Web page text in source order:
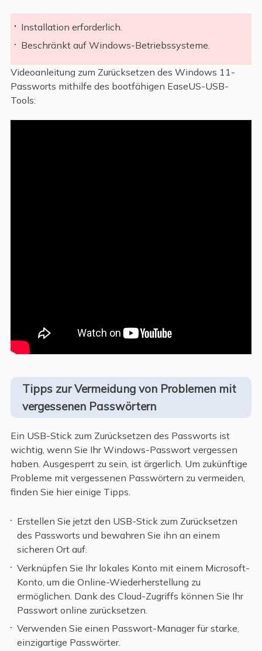
Installation erforderlich.
Beschränkt auf Windows-Betriebssysteme.
Videoanleitung zum Zurücksetzen des Windows 11-
Passworts mithilfe des bootfähigen EaseUS-USB-
Tools:
Tipps zur Vermeidung von Problemen mit
vergessenen Passwörtern
Ein USB-Stick zum Zurücksetzen des Passworts ist
wichtig, wenn Sie Ihr Windows-Passwort vergessen
haben. Ausgesperrt zu sein, ist ärgerlich. Um zukünftige
Probleme mit vergessenen Passwörtern zu vermeiden,
finden Sie hier einige Tipps.
Erstellen Sie jetzt den USB-Stick zum Zurücksetzen
des Passworts und bewahren Sie ihn an einem
sicheren Ort auf.
Verknüpfen Sie Ihr lokales Konto mit einem Microsoft-
Konto, um die Online-Wiederherstellung zu
ermöglichen. Dank des Cloud-Zugriffs können Sie Ihr
Passwort online zurücksetzen.
Verwenden Sie einen Passwort-Manager für starke,
einzigartige Passwörter.